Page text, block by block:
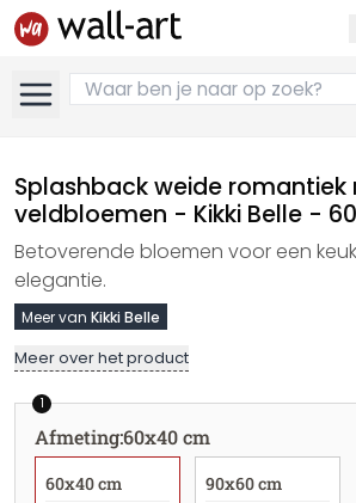
Splashback weide romantiek
veldbloemen - Kikki Belle -
Betoverende bloemen voor een
elegantie.
Meer van Kikki Belle
Meer over het product
1
Afmeting:60x40 cm
60x40 cm 90x60 cm